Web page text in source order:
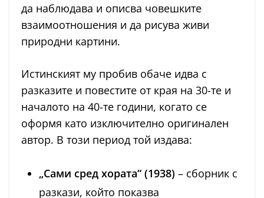
да наблюдава и описва човешките
взаимоотношения и да рисува живи
природни картини.
Истинският му пробив обаче идва с
разказите и повестите от края на 30-те и
началото на 40-те години, когато се
оформя като изключително оригинален
автор. В този период той издава:
„Сами сред хората“ (1938) – сборник с
разкази, който показва